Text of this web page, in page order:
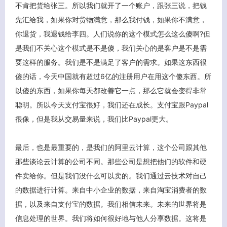
不肯把货给张三。所以我们就开了一个账户，跟张三说，把钱
先汇给我，如果你对货物满意，那么我付钱，如果你不满意，
你退货，我退钱给李四。人们说你的这个模式怎么这么傻啊?但
是我们不关心这个模式是不是傻，我们关心的是客户是不是需
要这样的服务。我们是不是满足了客户的需求。如果这东西很
傻的话，今天中国就有超过6亿的注册用户在用这个傻东西。所
以傻的东西，如果你每天都改善它一点，那么它就会变得非常
聪明。所以今天支付宝很好，我们还在成长。支付宝跟Paypal
很像，但是我从交易量来说，我们比Paypal更大。
最后，也是最重要的，是我们的阿里云计算，这个公司跟其他
那些谈论云计算的公司不同。那些公司是想把他们的软件和硬
件卖给你。但是我们没什么可以卖的。我们通过云技术对自己
的数据进行计算。来自中小企业的数据，来自淘宝消费者的数
据，以及来自支付宝的数据。我们相信未来。未来的世界将是
信息处理的世界。我们将如何很好地与他人分享数据。这将是